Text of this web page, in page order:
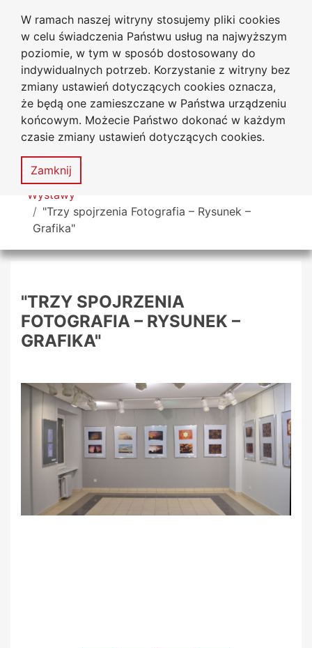
W ramach naszej witryny stosujemy pliki cookies
w celu świadczenia Państwu usług na najwyższym
poziomie, w tym w sposób dostosowany do
indywidualnych potrzeb. Korzystanie z witryny bez
zmiany ustawień dotyczących cookies oznacza,
że będą one zamieszczane w Państwa urządzeniu
końcowym. Możecie Państwo dokonać w każdym
czasie zmiany ustawień dotyczących cookies.
Zamknij
Przejdź do głównego menu
Przejdź do treści
Przejdź do wyszukiwarki
Przejdź do mapy serwisu
Biblioteka Uniwersytecka
Uniwersytetu Jana Długosza
w Częstochowie
Deklaracja
dostępności
Mapa
serwisu
MENU
Tutaj jesteś
Wystawy
"Trzy spojrzenia Fotografia – Rysunek –
Grafika"
"TRZY SPOJRZENIA
FOTOGRAFIA – RYSUNEK –
GRAFIKA"